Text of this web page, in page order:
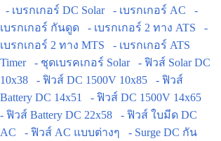
- เบรกเกอร์ DC Solar
- เบรกเกอร์ AC
-
เบรกเกอร์ กันดูด
- เบรกเกอร์ 2 ทาง ATS
-
เบรกเกอร์ 2 ทาง MTS
- เบรกเกอร์ ATS
Timer
- ชุดเบรคเกอร์ Solar
- ฟิวส์ Solar DC
10x38
- ฟิวส์ DC 1500V 10x85
- ฟิวส์
Battery DC 14x51
- ฟิวส์ DC 1500V 14x65
- ฟิวส์ Battery DC 22x58
- ฟิวส์ ใบมีด DC
AC
- ฟิวส์ AC แบบต่างๆ
- Surge DC กัน